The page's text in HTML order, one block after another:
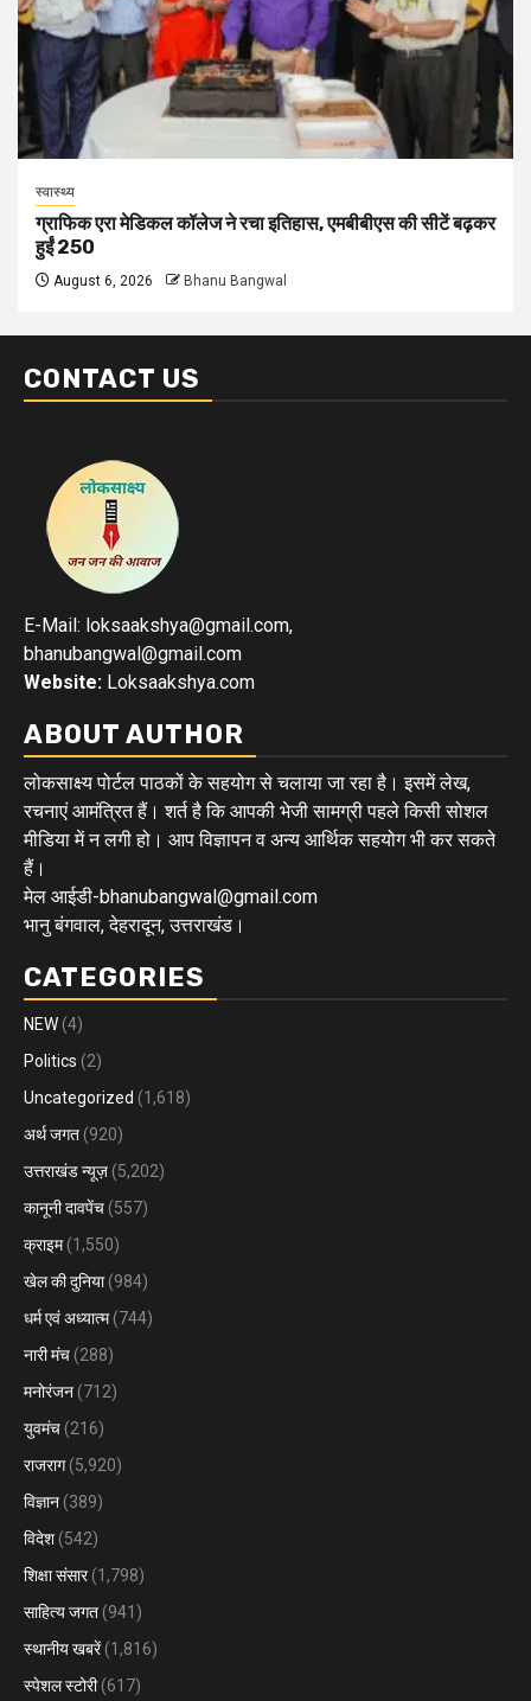
स्वास्थ्य
ग्राफिक एरा मेडिकल कॉलेज ने रचा इतिहास, एमबीबीएस की सीटें बढ़कर
हुईं 250
August 6, 2026 Bhanu Bangwal
CONTACT US
E-Mail: loksaakshya@gmail.com,
bhanubangwal@gmail.com
Website: Loksaakshya.com
ABOUT AUTHOR
लोकसाक्ष्य पोर्टल पाठकों के सहयोग से चलाया जा रहा है। इसमें लेख,
रचनाएं आमंत्रित हैं। शर्त है कि आपकी भेजी सामग्री पहले किसी सोशल
मीडिया में न लगी हो। आप विज्ञापन व अन्य आर्थिक सहयोग भी कर सकते
हैं।
मेल आईडी-bhanubangwal@gmail.com
भानु बंगवाल, देहरादून, उत्तराखंड।
CATEGORIES
NEW (4)
Politics (2)
Uncategorized (1,618)
अर्थ जगत (920)
उत्तराखंड न्यूज़ (5,202)
कानूनी दावपेंच (557)
क्राइम(1,550)
खेल की दुनिया(984)
धर्म एवं अध्यात्म(744)
नारी मंच (288)
मनोरंजन (712)
युवमंच (216)
राजराग(5,920)
विज्ञान (389)
विदेश (542)
शिक्षा संसार(1,798)
साहित्य जगत (941)
स्थानीय खबरें(1,816)
स्पेशल स्टोरी(617)